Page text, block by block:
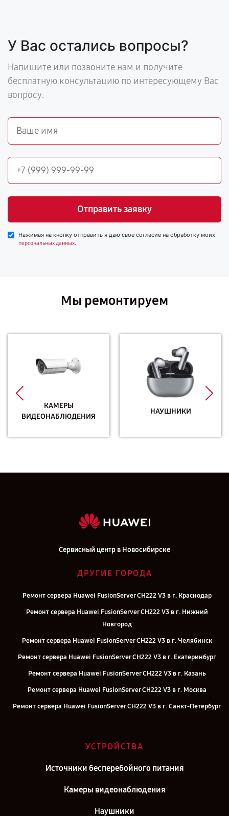
У Вас остались вопросы?
Напишите или позвоните нам и получите
бесплатную консультацию по интересующему Вас
вопросу.
Отправить заявку
Нажимая на кнопку отправить я даю свое согласие на обработку моих
персональных данных.
Мы ремонтируем
КАМЕРЫ
ВИДЕОНАБЛЮДЕНИЯ
НАУШНИКИ
Сервисный центр в Новосибирске
ДРУГИЕ ГОРОДА
Ремонт сервера Huawei FusionServer CH222 V3 в г. Краснодар
Ремонт сервера Huawei FusionServer CH222 V3 в г. Нижний
Новгород
Ремонт сервера Huawei FusionServer CH222 V3 в г. Челябинск
Ремонт сервера Huawei FusionServer CH222 V3 в г. Екатеринбург
Ремонт сервера Huawei FusionServer CH222 V3 в г. Казань
Ремонт сервера Huawei FusionServer CH222 V3 в г. Москва
Ремонт сервера Huawei FusionServer CH222 V3 в г. Санкт-Петербург
УСТРОЙСТВА
Источники бесперебойного питания
Камеры видеонаблюдения
Наушники